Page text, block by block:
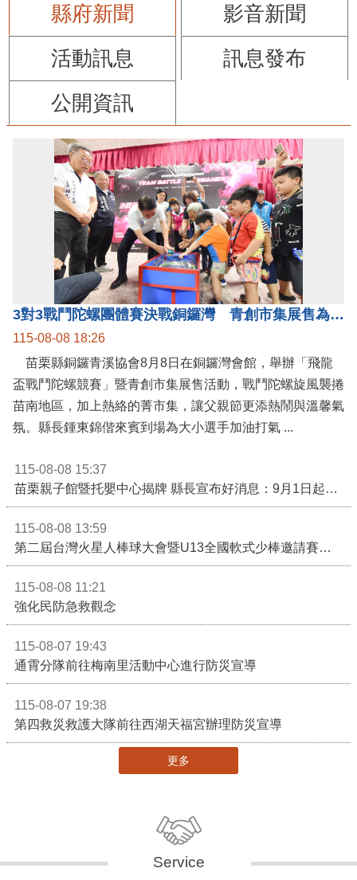
縣府新聞
影音新聞
活動訊息
訊息發布
公開資訊
3對3戰鬥陀螺團體賽決戰銅鑼灣 青創市集展售為父親節增添繽紛
115-08-08 18:26
苗栗縣銅鑼青溪協會8月8日在銅鑼灣會館，舉辦「飛龍
盃戰鬥陀螺競賽」暨青創市集展售活動，戰鬥陀螺旋風襲捲
苗南地區，加上熱絡的菁市集，讓父親節更添熱鬧與溫馨氣
氛。縣長鍾東錦偕來賓到場為大小選手加油打氣 ...
115-08-08 15:37
苗栗親子館暨托嬰中心揭牌 縣長宣布好消息：9月1日起調降臨時托嬰費用
115-08-08 13:59
第二屆台灣火星人棒球大會暨U13全國軟式少棒邀請賽在苗栗舉辦
115-08-08 11:21
強化民防急救觀念
115-08-07 19:43
通霄分隊前往梅南里活動中心進行防災宣導
115-08-07 19:38
第四救災救護大隊前往西湖天福宮辦理防災宣導
更多